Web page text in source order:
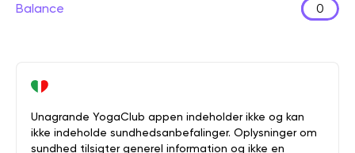
Balance 0
Unagrande YogaClub appen indeholder ikke og kan
ikke indeholde sundhedsanbefalinger. Oplysninger om
sundhed tilsigter generel information og ikke en